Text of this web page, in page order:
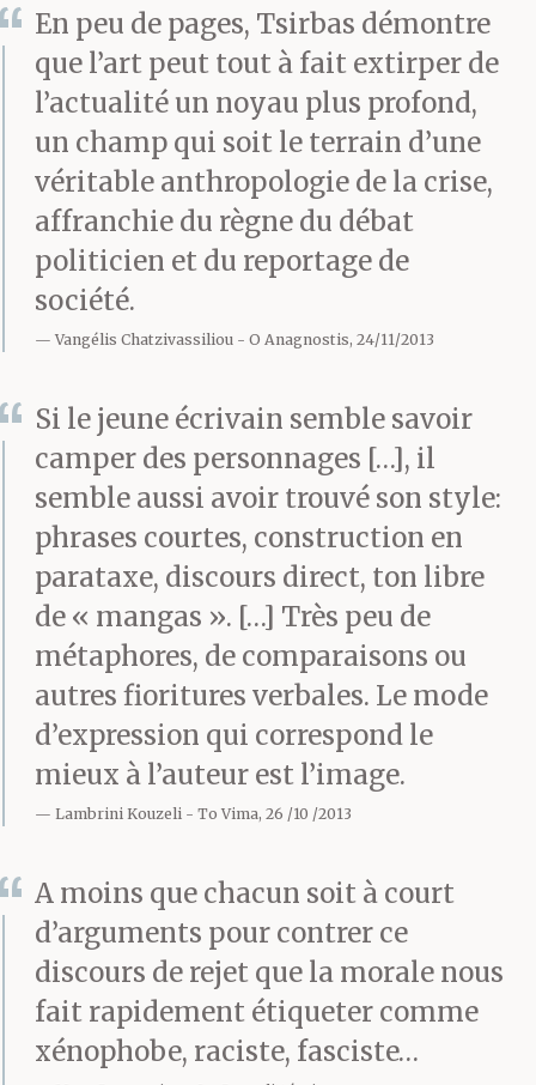
les profs n’ont rien dit.
Ils t’ont fait du mal,
finalement. Pour une
connerie, ils t’ont fait
du mal. T’admettais pas
qu’on te crache dessus,
toi. Quoi les gars, à
cause des flics ? Y’a
qu’une seule chose que
tout le monde
comprend, tu t’es dis.
Cet après-midi-là, après
la fin des cours, t’as
attendu Moustroufas à
côté de chez lui, rue
lui et il a compris. Il a
simplement laissé
tombé son cartable,
sans protester. Tu l’as
En peu de pages, Tsirbas démontre
que l’art peut tout à fait extirper de
l’actualité un noyau plus profond,
un champ qui soit le terrain d’une
véritable anthropologie de la crise,
affranchie du règne du débat
politicien et du reportage de
société.
Vangélis Chatzivassiliou O Anagnostis, 24/11/2013
Si le jeune écrivain semble savoir
camper des personnages […], il
semble aussi avoir trouvé son style:
phrases courtes, construction en
parataxe, discours direct, ton libre
de « mangas ». […] Très peu de
métaphores, de comparaisons ou
autres fioritures verbales. Le mode
d’expression qui correspond le
mieux à l’auteur est l’image.
Lambrini Kouzeli To Vima, 26 /10 /2013
A moins que chacun soit à court
d’arguments pour contrer ce
discours de rejet que la morale nous
fait rapidement étiqueter comme
xénophobe, raciste, fasciste…